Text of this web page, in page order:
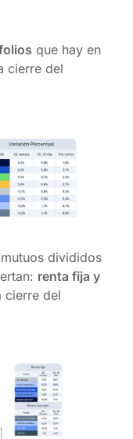
que hay en
cierre del
divididos
renta fija y
cierre del